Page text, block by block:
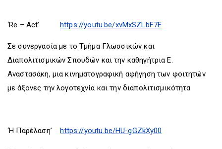
‘Re – Act’https://youtu.be/xvMxSZLbF7E
Σε συνεργασία με το Τμήμα Γλωσσικών και
Διαπολιτισμικών Σπουδών και την καθηγήτρια Ε.
Αναστασάκη, μια κινηματογραφική αφήγηση των φοιτητών
με άξονες την λογοτεχνία και την διαπολιτισμικότητα
‘Η Παρέλαση’https://youtu.be/HU-gGZkXy00